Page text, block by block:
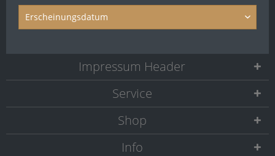
Service
Shop
Info
Impressum Header